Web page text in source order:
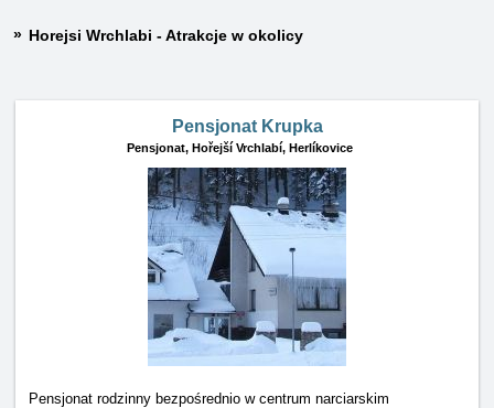
Horejsi Wrchlabi - Atrakcje w okolicy
Pensjonat Krupka
Pensjonat, Hořejší Vrchlabí, Herlíkovice
Pensjonat rodzinny bezpośrednio w centrum narciarskim